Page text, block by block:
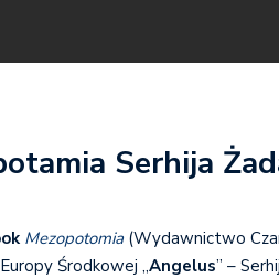
Serhija
Mezopotomia(Wydawnictwo
Środkowej „Angelus” –